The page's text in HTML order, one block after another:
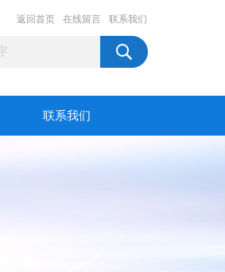
返回首页 在线留言 联系我们
联系我们